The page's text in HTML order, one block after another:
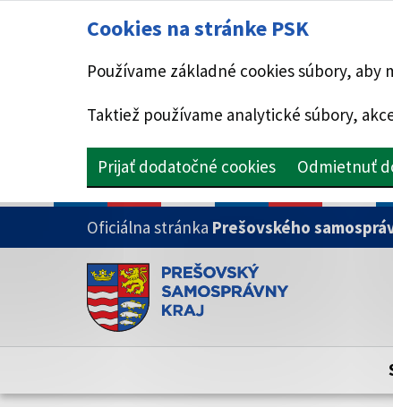
Cookies na stránke PSK
Používame základné cookies súbory,
Taktiež používame analytické súbory,
Prijať dodatočné cookies Odmietnuť
PRESKOČIŤ NA HLAVNÝ OBSAH
Oficiálna stránka Prešovského
Doména psk.sk je oficiálna
Toto je oficiálna webová stránka